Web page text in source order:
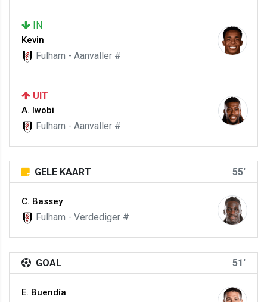
IN
Kevin
Fulham - Aanvaller #
UIT
A. Iwobi
Fulham - Aanvaller #
GELE KAART 55'
C. Bassey
Fulham - Verdediger #
GOAL 51'
E. Buendía